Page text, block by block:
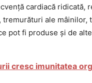
cardiacă ridicată,
ale mâinilor,
pot fi produse și de
cresc imunitatea